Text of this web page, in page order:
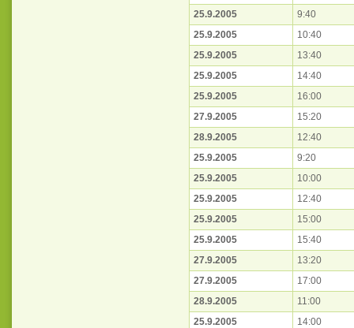
25.9.2005
9:40
25.9.2005
10:40
25.9.2005
13:40
25.9.2005
14:40
25.9.2005
16:00
27.9.2005
15:20
28.9.2005
12:40
25.9.2005
9:20
25.9.2005
10:00
25.9.2005
12:40
25.9.2005
15:00
25.9.2005
15:40
27.9.2005
13:20
27.9.2005
17:00
28.9.2005
11:00
25.9.2005
14:00